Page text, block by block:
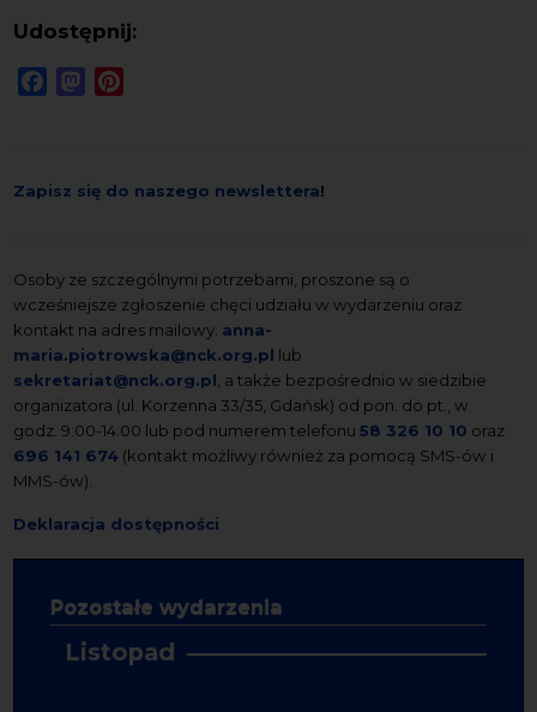
Udostępnij:
FacebookMastodon
Zapisz się do naszego newslettera!
Osoby ze szczególnymi potrzebami, proszone są o
wcześniejsze zgłoszenie chęci udziału w wydarzeniu oraz
kontakt na adres mailowy: anna-
maria.piotrowska@nck.org.pl lub
sekretariat@nck.org.pl , a także bezpośrednio w siedzibie
organizatora (ul. Korzenna 33/35, Gdańsk) od pon. do pt., w
godz. 9:00-14:00 lub pod numerem telefonu58 326 10 10 oraz
696 141 674 (kontakt możliwy również za pomocą SMS-ów i
MMS-ów).
Deklaracja dostępności
Pozostałe wydarzenia
Listopad